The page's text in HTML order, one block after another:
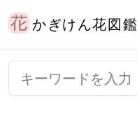
かぎけん花図鑑